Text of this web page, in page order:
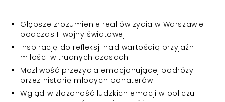
Głębsze zrozumienie realiów życia w Warszawie
podczas II wojny światowej
Inspirację do refleksji nad wartością przyjaźni i
miłości w trudnych czasach
Możliwość przeżycia emocjonującej podróży
przez historię młodych bohaterów
Wgląd w złożoność ludzkich emocji w obliczu